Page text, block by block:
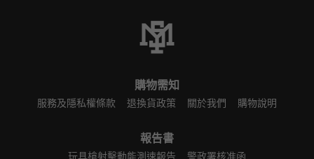
購物需知
服務及隱私權條款 退換貨政策 關於我們 購物說明
報告書
玩具槍射擊動能測速報告 警政署核准函